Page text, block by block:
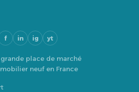
f in ig yt
place de marché
neuf en France